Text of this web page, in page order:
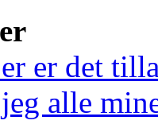
er det
alle